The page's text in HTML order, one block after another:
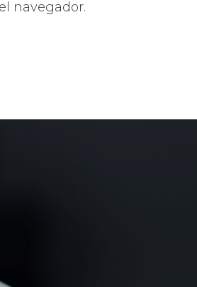
navegador.